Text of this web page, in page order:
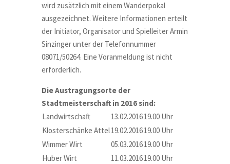
wird zusätzlich mit einem Wanderpokal
ausgezeichnet. Weitere Informationen erteilt
der Initiator, Organisator und Spielleiter Armin
Sinzinger unter der Telefonnummer
08071/50264. Eine Voranmeldung ist nicht
erforderlich.
Die Austragungsorte der
Stadtmeisterschaft in 2016 sind:
Landwirtschaft
13.02.201619.00 Uhr
Klosterschänke Attel19.02.201619.00 Uhr
Wimmer Wirt
05.03.201619.00 Uhr
Huber Wirt
11.03.201619.00 Uhr